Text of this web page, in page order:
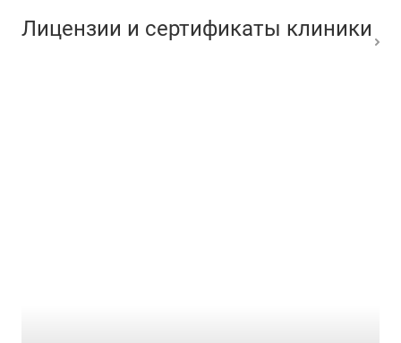
Лицензии и сертификаты клиники